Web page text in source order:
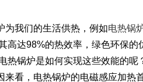
为我们的生活供热，例如电热锅
达98%的热效率，绿色环保的
热锅炉是如何实现这些效能的呢
来看，电热锅炉的电磁感应加